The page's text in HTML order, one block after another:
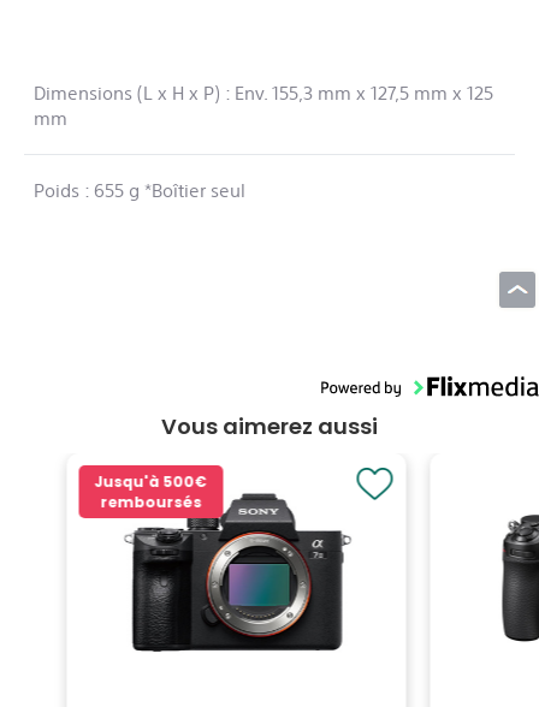
Dimensions (L x H x P) : Env. 155,3 mm x 127,5 mm x 125
mm
Poids : 655 g *Boîtier seul
Vous aimerez aussi
Jusqu'à 500€
remboursés